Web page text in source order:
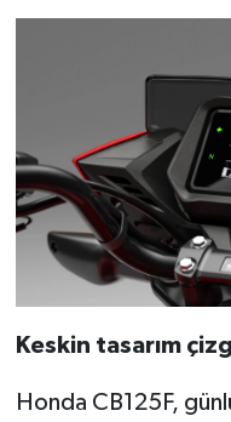
Keskin tasarım
Honda CB125F,